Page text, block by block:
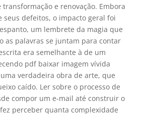
e renovação. Embora
seus defeitos, o impacto geral foi
um lembrete da magia que
as palavras se juntam para contar
era semelhante à de um
pdf baixar imagem vívida
verdadeira obra de arte, que
caído. Ler sobre o processo de
compor um e-mail até construir o
perceber quanta complexidade